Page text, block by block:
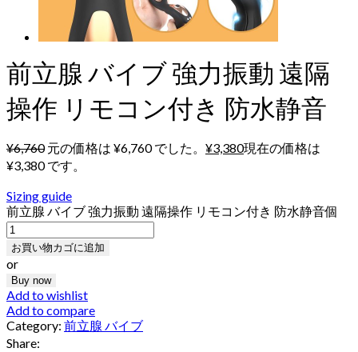
前立腺 バイブ 強力振動 遠隔
操作 リモコン付き 防水静音
¥6,760 元の価格は ¥6,760 でした。 ¥3,380現在の価格は
¥3,380 です。
Sizing guide
前立腺 バイブ 強力振動 遠隔操作 リモコン付き 防水静音個
お買い物カゴに追加
or
Buy now
Add to wishlist
Add to compare
Category: 前立腺 バイブ
Share: